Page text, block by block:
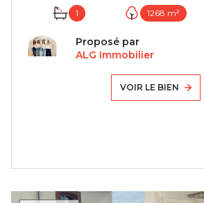
1 1268 m²
Proposé par
ALG Immobilier
VOIR LE BIEN